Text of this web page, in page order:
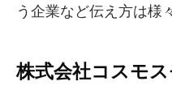
う企業など伝え方は様
株式会社コスモ